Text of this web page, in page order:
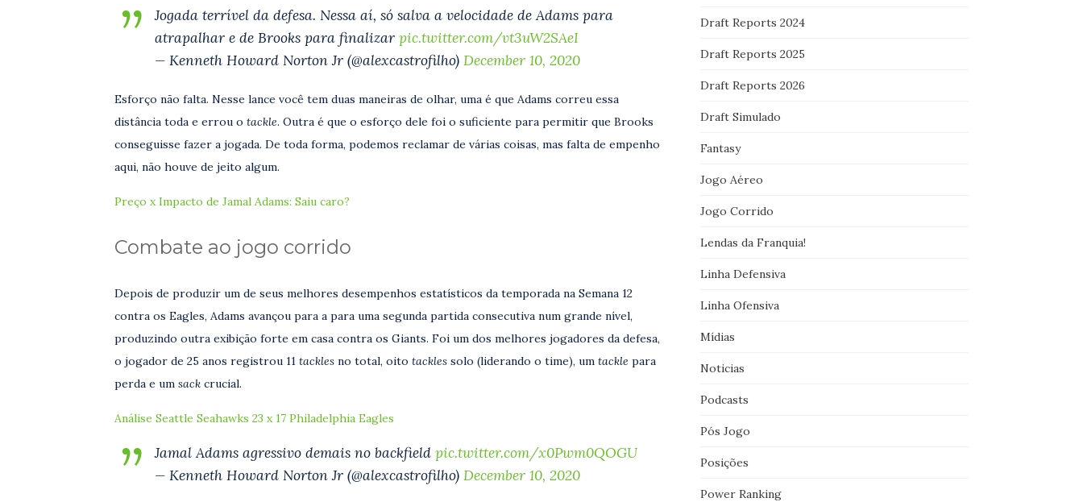
Jogada terrível da defesa. Nessa aí, só salva a velocidade de Adams para
atrapalhar e de Brooks para finalizar pic.twitter.com/vt3uW2SAeI
— Kenneth Howard Norton Jr (@alexcastrofilho) December 10, 2020
Esforço não falta. Nesse lance você tem duas maneiras de olhar, uma é que Adams correu essa
distância toda e errou o tackle. Outra é que o esforço dele foi o suficiente para permitir que Brooks
conseguisse fazer a jogada. De toda forma, podemos reclamar de várias coisas, mas falta de empenho
aqui, não houve de jeito algum.
Preço x Impacto de Jamal Adams: Saiu caro?
Combate ao jogo corrido
Depois de produzir um de seus melhores desempenhos estatísticos da temporada na Semana 12
contra os Eagles, Adams avançou para a para uma segunda partida consecutiva num grande nível,
produzindo outra exibição forte em casa contra os Giants. Foi um dos melhores jogadores da defesa,
o jogador de 25 anos registrou 11 tackles no total, oito tackles solo (liderando o time), um tackle para
perda e um sack crucial.
Análise Seattle Seahawks 23 x 17 Philadelphia Eagles
Jamal Adams agressivo demais no backfield pic.twitter.com/x0Pwm0QOGU
— Kenneth Howard Norton Jr (@alexcastrofilho) December 10, 2020
Draft Reports 2024
Draft Reports 2025
Draft Reports 2026
Draft Simulado
Fantasy
Jogo Aéreo
Jogo Corrido
Lendas da Franquia!
Linha Defensiva
Linha Ofensiva
Mídias
Noticias
Podcasts
Pós Jogo
Posições
Power Ranking